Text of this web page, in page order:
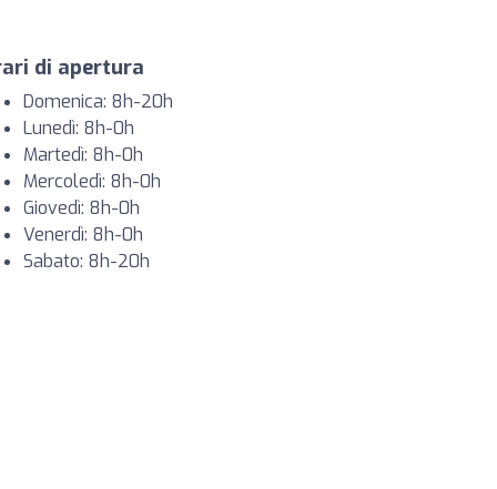
di apertura
Domenica: 8h-20h
Lunedì: 8h-0h
Martedì: 8h-0h
Mercoledì: 8h-0h
Giovedì: 8h-0h
Venerdì: 8h-0h
Sabato: 8h-20h